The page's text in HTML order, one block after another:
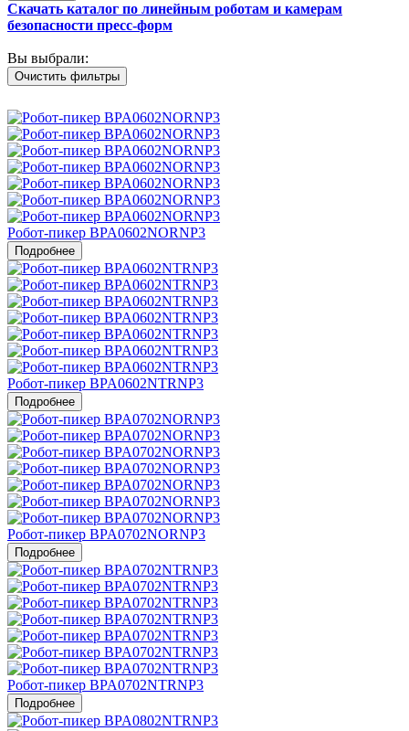
Скачать каталог по линейным роботам и камерам
безопасности пресс-форм
Вы выбрали:
Очистить фильтры
Робот-пикер BPA0602NORNP3
Подробнее
Робот-пикер BPA0602NTRNP3
Подробнее
Робот-пикер BPA0702NORNP3
Подробнее
Робот-пикер BPA0702NTRNP3
Подробнее